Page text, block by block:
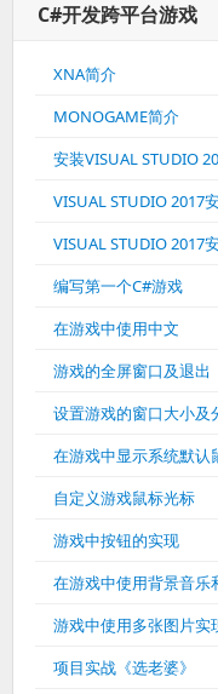
C#开发跨平台游戏
XNA简介
MONOGAME简介
安装VISUAL STUDIO
VISUAL STUDIO 2017
VISUAL STUDIO 2017
编写第一个C#游戏
在游戏中使用中文
游戏的全屏窗口及退出
设置游戏的窗口大小及
在游戏中显示系统默认
自定义游戏鼠标光标
游戏中按钮的实现
在游戏中使用背景音乐
游戏中使用多张图片实
项目实战《选老婆》